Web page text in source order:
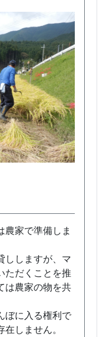
農家で準備しま
ししますが、マ
ただくことを推
は農家の物を共
ぼに入る権利で
しません。